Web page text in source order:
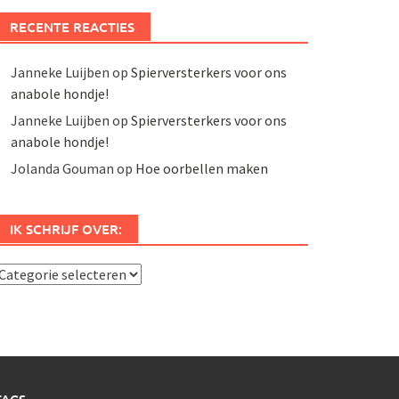
RECENTE REACTIES
Janneke Luijben op Spierversterkers voor ons
anabole hondje!
Janneke Luijben op Spierversterkers voor ons
anabole hondje!
Jolanda Gouman op Hoe oorbellen maken
IK SCHRIJF OVER: